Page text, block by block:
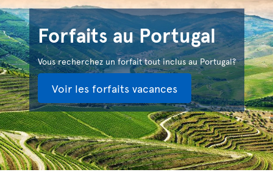
Forfaits au Portugal
Vous recherchez un forfait tout inclus au Portugal?
Voir les forfaits vacances